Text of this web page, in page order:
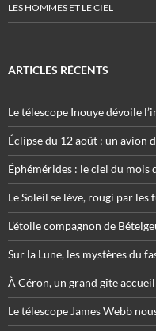
LES HOMMES ET LE CIEL
ARTICLES RÉCENTS
Le télescope Inouye dévoile
Éclipse du 12 août : un avion
Éphémérides : le ciel du mois
Le Soleil se lève, rougi par les
L’étoile compagnon de
Sur la Lune, les mystères du
À Céron, un grand gîte
Le télescope James Webb